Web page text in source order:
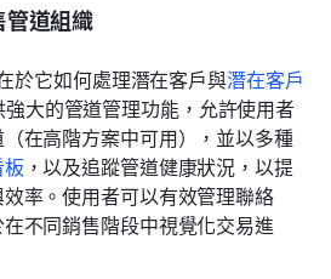
道組織
於它如何處理潛在客戶與潛在客戶
強大的管道管理功能，允許使用者
在高階方案中可用），並以多種
，以及追蹤管道健康狀況，以提
率。使用者可以有效管理聯絡
不同銷售階段中視覺化交易進